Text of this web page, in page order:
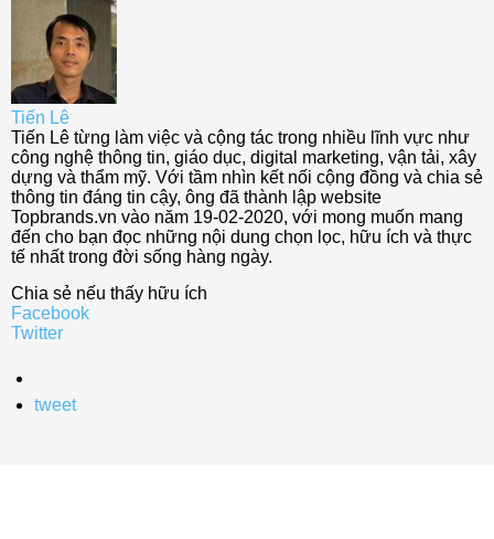
Tiến Lê
Tiến Lê từng làm việc và cộng tác trong nhiều lĩnh vực như
công nghệ thông tin, giáo dục, digital marketing, vận tải, xây
dựng và thẩm mỹ. Với tầm nhìn kết nối cộng đồng và chia sẻ
thông tin đáng tin cậy, ông đã thành lập website
Topbrands.vn vào năm 19-02-2020, với mong muốn mang
đến cho bạn đọc những nội dung chọn lọc, hữu ích và thực
tế nhất trong đời sống hàng ngày.
Chia sẻ nếu thấy hữu ích
Facebook
Twitter
tweet